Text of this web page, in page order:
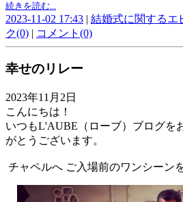
続きを読む...
2023-11-02 17:43 | 結婚式に関するエ
ク(0) | コメント(0)
幸せのリレー
2023年11月2日
こんにちは！
いつもL'AUBE（ローブ）ブログを
がとうございます。
チャペルへ ご入場前のワンシーン